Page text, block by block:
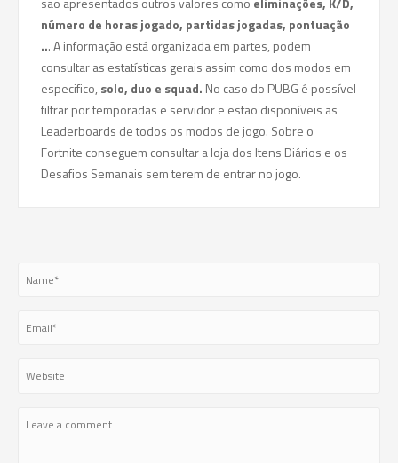
número de horas jogado, partidas jogadas, pontuação
... A informação está organizada em partes, podem
consultar as estatísticas gerais assim como dos modos em
especifico, solo, duo e squad. No caso do PUBG é possível
filtrar por temporadas e servidor e estão disponíveis as
Leaderboards de todos os modos de jogo. Sobre o
Fortnite conseguem consultar a loja dos Itens Diários e os
Desafios Semanais sem terem de entrar no jogo.